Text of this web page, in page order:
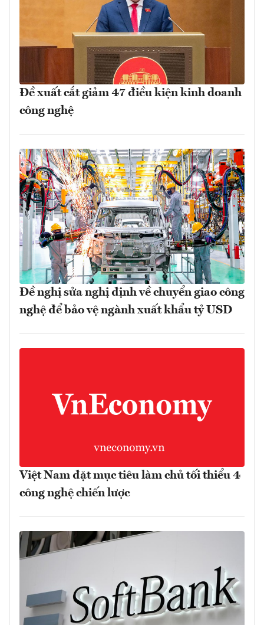
Đề xuất cắt giảm 47 điều kiện kinh doanh
công nghệ
Đề nghị sửa nghị định về chuyển giao công
nghệ để bảo vệ ngành xuất khẩu tỷ USD
Việt Nam đặt mục tiêu làm chủ tối thiểu 4
công nghệ chiến lược